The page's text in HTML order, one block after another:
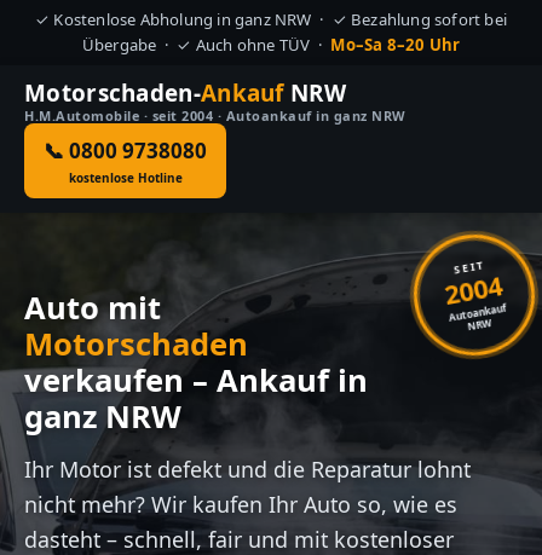
✓ Kostenlose Abholung in ganz NRW · ✓ Bezahlung sofort bei
Übergabe · ✓ Auch ohne TÜV · Mo–Sa 8–20 Uhr
Motorschaden-AnkaufNRW
H.M.Automobile · seit 2004 · Autoankauf in ganz NRW
📞 0800 9738080
kostenlose Hotline
SEIT
2004
Autoankauf
NRW
Auto mit
Motorschaden
verkaufen – Ankauf in
ganz NRW
Ihr Motor ist defekt und die Reparatur lohnt
nicht mehr? Wir kaufen Ihr Auto so, wie es
dasteht – schnell, fair und mit kostenloser